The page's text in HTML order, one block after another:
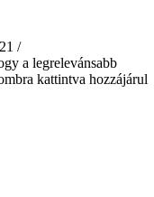
/
a legrelevánsabb
kattintva hozzájárul